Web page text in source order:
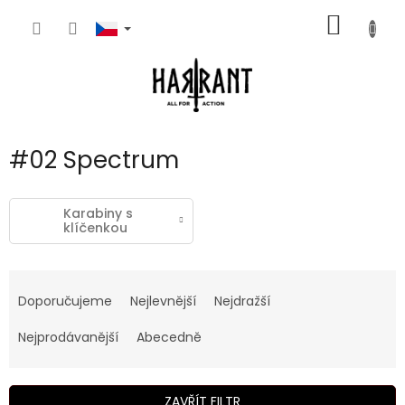
KOŠÍK
#02 Spectrum
Karabiny s
klíčenkou
a
e
í
Doporučujeme Nejlevnější
Nejdražší
Nejprodávanější
Abecedně
ZAVŘÍT FILTR